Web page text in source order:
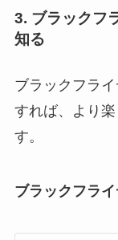
3. ブラックフ
知る
ブラックフラ
すれば、より
す。
ブラックフラ